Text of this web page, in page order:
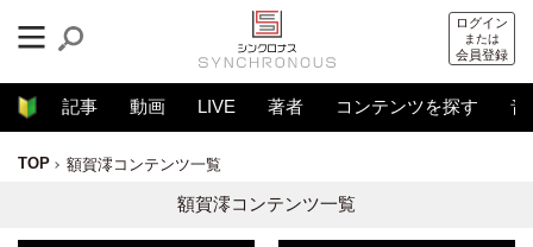
ログイン
または
会員登録
記事 動画 LIVE 著者 コンテンツを探す 音
TOP 額賀澪コンテンツ一覧
額賀澪コンテンツ一覧